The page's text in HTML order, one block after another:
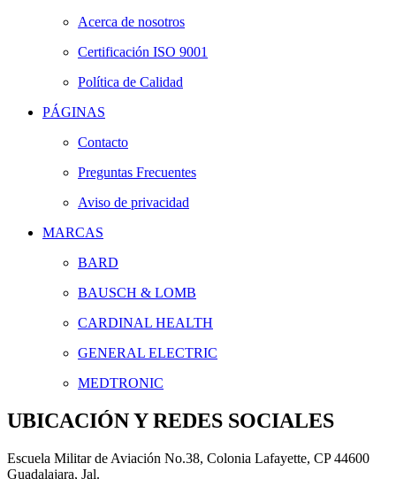
Acerca de nosotros
Certificación ISO 9001
Política de Calidad
PÁGINAS
Contacto
Preguntas Frecuentes
Aviso de privacidad
MARCAS
BARD
BAUSCH & LOMB
CARDINAL HEALTH
GENERAL ELECTRIC
MEDTRONIC
UBICACIÓN Y REDES SOCIALES
Escuela Militar de Aviación No.38, Colonia Lafayette, CP 44600
Guadalajara, Jal.